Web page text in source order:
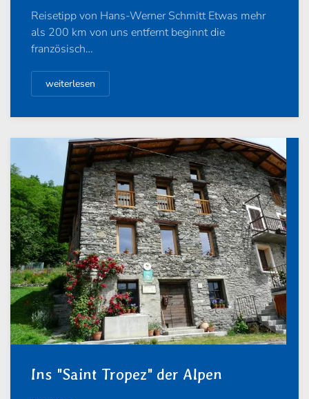
Reisetipp von Hans-Werner Schmitt Etwas mehr
als 200 km von uns entfernt beginnt die
französisch…
weiterlesen
Ins "Saint Tropez" der Alpen